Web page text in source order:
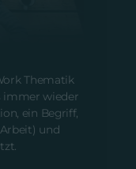
Thematik
immer wieder
ein Begriff,
und